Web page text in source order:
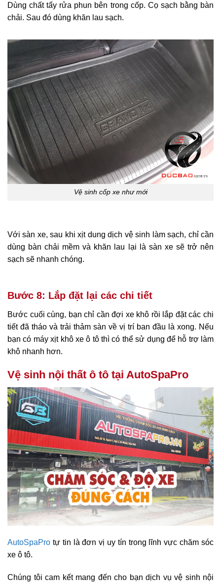
Dùng chất tẩy rửa phun bên trong cốp. Cọ sạch bằng bàn
chải. Sau đó dùng khăn lau sạch.
Vệ sinh cốp xe như mới
Với sàn xe, sau khi xịt dung dịch vệ sinh làm sạch, chỉ cần
dùng bàn chải mềm và khăn lau lại là sàn xe sẽ trở nên
sạch sẽ nhanh chóng.
Bước 8: Lắp đặt lại các chi tiết
Bước cuối cùng, bạn chỉ cần đợi xe khô rồi lắp đặt các chi
tiết đã tháo và trải thảm sàn về vị trí ban đầu là xong. Nếu
bạn có máy xịt khô xe ô tô thì có thể sử dụng để hỗ trợ làm
khô nhanh hơn.
Vệ sinh nội thất ô tô tại AutoSpaPro
AutoSpaPro tự tin là đơn vị uy tín trong lĩnh vực chăm sóc
xe ô tô.
Chúng tôi cam kết mang đến cho bạn dịch vụ vệ sinh nội